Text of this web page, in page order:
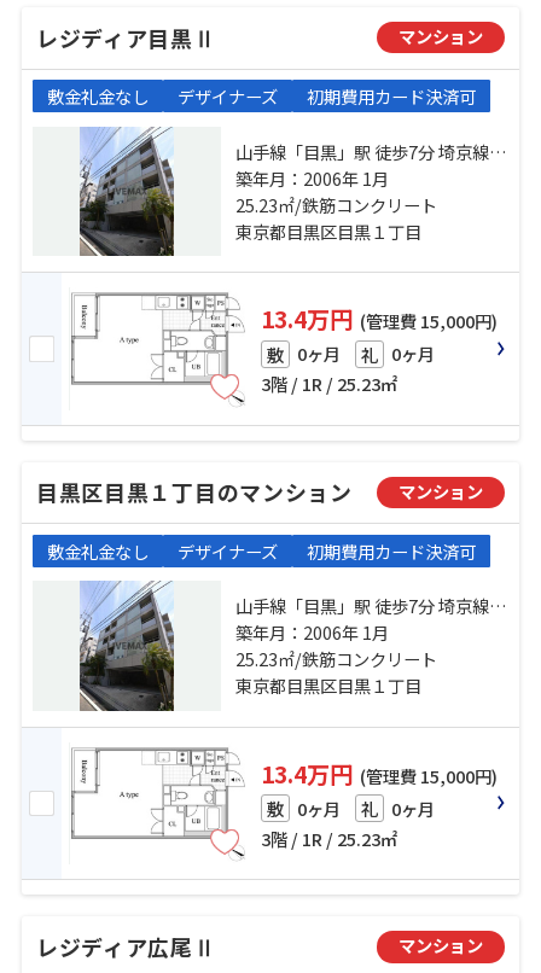
レジディア目黒Ⅱ マンション
敷金礼金なし デザイナーズ 初期費用カード決済可
山手線「目黒」駅 徒歩7分 埼京線
「恵比寿」駅 徒歩7分 東急目黒線
「目黒」駅 徒歩20分
築年月：2006年 1月
25.23㎡/鉄筋コンクリート
東京都目黒区目黒１丁目
13.4万円 (管理費 15,000円)
敷 0ヶ月 礼 0ヶ月
3階 / 1R / 25.23㎡
目黒区目黒１丁目のマンション マンション
敷金礼金なし デザイナーズ 初期費用カード決済可
山手線「目黒」駅 徒歩7分 埼京線
「恵比寿」駅 徒歩7分 東急目黒線
「目黒」駅 徒歩20分
築年月：2006年 1月
25.23㎡/鉄筋コンクリート
東京都目黒区目黒１丁目
13.4万円 (管理費 15,000円)
敷 0ヶ月 礼 0ヶ月
3階 / 1R / 25.23㎡
レジディア広尾Ⅱ マンション